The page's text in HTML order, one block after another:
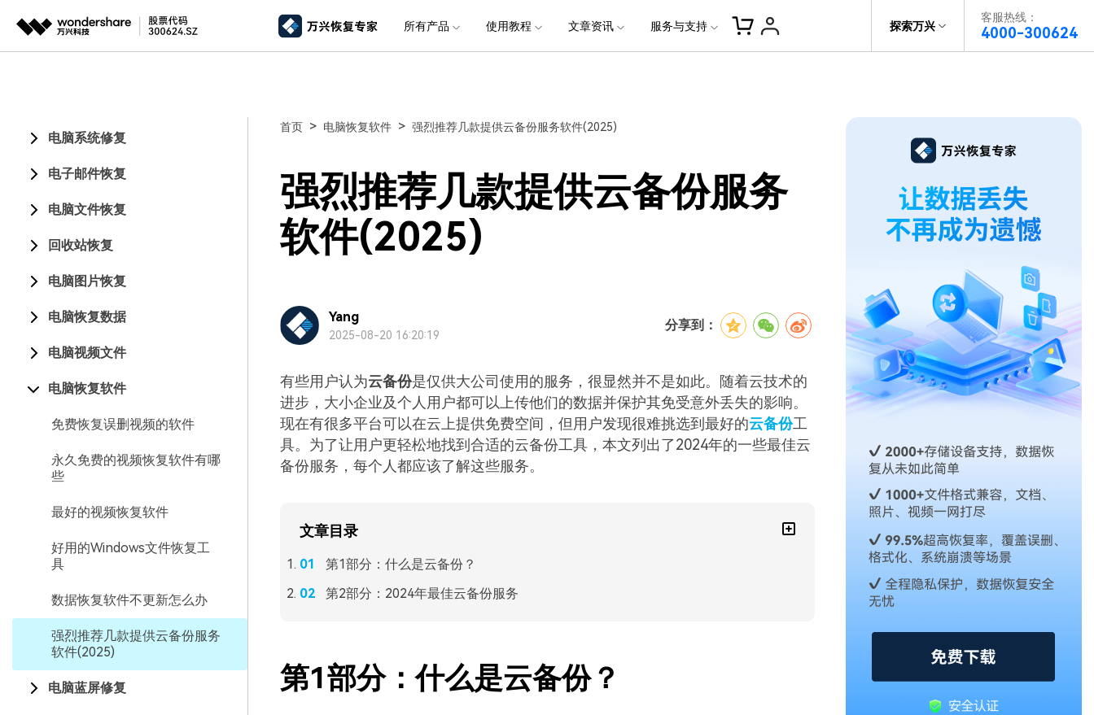
探索万兴
客服热线：
4000-300624
推荐产品
万兴剧厂
AI赋能，你也是剪辑大师
万兴天幕
让照片动起来
万兴脑图
基于云的跨端思维导图软件
万兴HiPDF
一站式在线PDF解决方案
万兴易修
视频/照片修复一站式解决方案
政企服务
客户案例 视频创意 金融&银行 电力资源
新闻中心 关于万兴
社会责任 供应商合作
加入我们 帮助中心
所有产品
电脑数据恢复Mac版
电脑数据恢复免费版
使用教程
• 从外接设备恢复
• 从崩溃电脑恢复
• 图片修复
• 文档修复
文章资讯
• SD卡数据恢复
• U盘数据恢复
• 回收站清空恢复
• 图片破损修复
• 图片文档修复
服务与支持
• 扫描恢复
• 购买售后
• 企业用户
• 媒体合作
电脑系统修复
电子邮件恢复
电脑文件恢复
回收站恢复
电脑图片恢复
电脑恢复数据
电脑视频文件
电脑恢复软件
免费恢复误删视频的软件
永久免费的视频恢复软件有哪
些
最好的视频恢复软件
好用的Windows文件恢复工
具
数据恢复软件不更新怎么办
强烈推荐几款提供云备份服务
软件(2025)
电脑蓝屏修复
首页 > 电脑恢复软件 > 强烈推荐几款提供云备份服务软件(2025)
强烈推荐几款提供云备份服务
软件(2025)
Yang
2025-08-20 16:20:19
分享到：
有些用户认为云备份是仅供大公司使用的服务，很显然并不是如此。随着云技术的
进步，大小企业及个人用户都可以上传他们的数据并保护其免受意外丢失的影响。
现在有很多平台可以在云上提供免费空间，但用户发现很难挑选到最好的云备份工
具。为了让用户更轻松地找到合适的云备份工具，本文列出了2024年的一些最佳云
备份服务，每个人都应该了解这些服务。
文章目录
第1部分：什么是云备份？
第2部分：2024年最佳云备份服务
第1部分：什么是云备份？